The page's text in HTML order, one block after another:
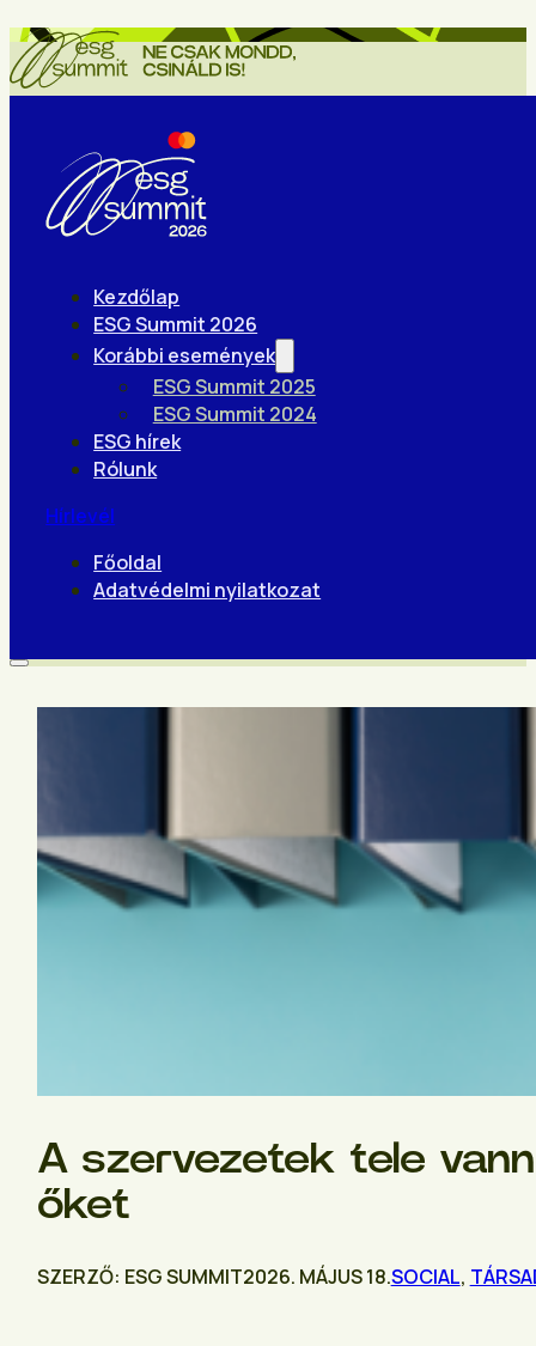
Kezdőlap
ESG Summit 2026
Korábbi események
ESG Summit 2025
ESG Summit 2024
ESG hírek
Rólunk
Hírlevél
Főoldal
Adatvédelmi nyilatkozat
A szervezetek tele
őket
SZERZŐ: ESG SUMMIT2026. MÁJUS 18.SOCIAL,